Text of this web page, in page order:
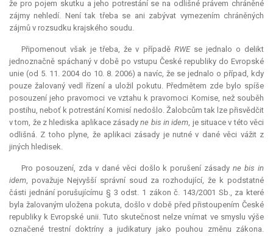
že pro pojem skutku a jeho potrestání se na odlišné právem chráněné
zájmy nehledí. Není tak třeba se ani zabývat vymezením chráněných
zájmů v rozsudku krajského soudu.
Připomenout však je třeba, že v případě RWEse jednalo o delikt
jednoznačně spáchaný v době po vstupu České republiky do Evropské
unie (od 5. 11. 2004 do 10. 8. 2006) a navíc, že se jednalo o případ, kdy
pouze žalovaný vedl řízení a uložil pokutu. Předmětem zde bylo spíše
posouzení jeho pravomoci ve vztahu k pravomoci Komise, než souběh
postihu, neboť k potrestání Komisí nedošlo. Žalobcům tak lze přisvědčit
v tom, že z hlediska aplikace zásadyne bis in idem, je situace v této věci
odlišná. Z toho plyne, že aplikaci zásady je nutné v dané věci vážit z
jiných hledisek.
Pro posouzení, zda v dané věci došlo k porušení zásadyne bis in
idem, považuje Nejvyšší správní soud za rozhodující, že k podstatné
části jednání porušujícímu § 3 odst. 1 zákon č. 143/2001 Sb., za které
byla žalovaným uložena pokuta, došlo v době před přistoupením České
republiky k Evropské unii. Tuto skutečnost nelze vnímat ve smyslu výše
označené trestní doktríny a judikatury jako pouhou změnu zákona.